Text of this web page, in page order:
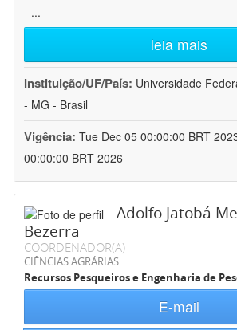
- ...
leia mais
Instituição/UF/País: Universidade
- MG - Brasil
Vigência: Tue Dec 05 00:00:00 BRT
00:00:00 BRT 2026
Adolfo Jatobá
Bezerra
COORDENADOR(A)
CIÊNCIAS AGRÁRIAS
Recursos Pesqueiros e Engenharia de
E-mail